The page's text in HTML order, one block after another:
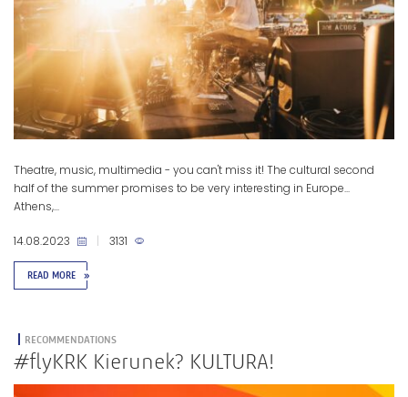
Theatre, music, multimedia - you can't miss it! The cultural second
half of the summer promises to be very interesting in Europe...
Athens,...
READ MORE »
14.08.2023 3131
RECOMMENDATIONS
#flyKRK Kierunek? KULTURA!